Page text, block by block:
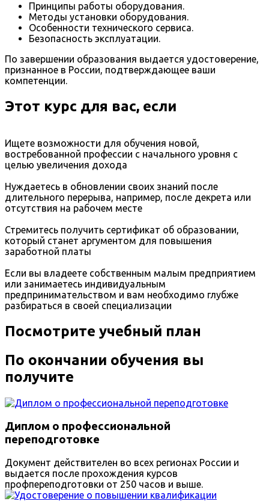
Принципы работы оборудования.
Методы установки оборудования.
Особенности технического сервиса.
Безопасность эксплуатации.
По завершении образования выдается удостоверение,
признанное в России, подтверждающее ваши
компетенции.
Этот курс для вас, если
Ищете возможности для обучения новой,
востребованной профессии с начального уровня с
целью увеличения дохода
Нуждаетесь в обновлении своих знаний после
длительного перерыва, например, после декрета или
отсутствия на рабочем месте
Стремитесь получить сертификат об образовании,
который станет аргументом для повышения
заработной платы
Если вы владеете собственным малым предприятием
или занимаетесь индивидуальным
предпринимательством и вам необходимо глубже
разбираться в своей специализации
Посмотрите учебный план
По окончании обучения вы
получите
Диплом о профессиональной
переподготовке
Документ действителен во всех регионах России и
выдается после прохождения курсов
профпереподготовки от 250 часов и выше.